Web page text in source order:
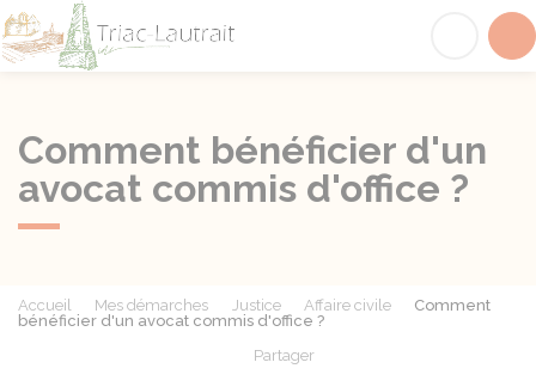
Comment bénéficier d'un
avocat commis d'office ?
Accueil Mes démarches Justice Affaire civile
Comment
bénéficier d'un avocat commis d'office ?
Partager